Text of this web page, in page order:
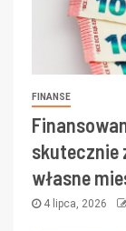
FINANSE
skutecznie
własne
4 lipca, 2026